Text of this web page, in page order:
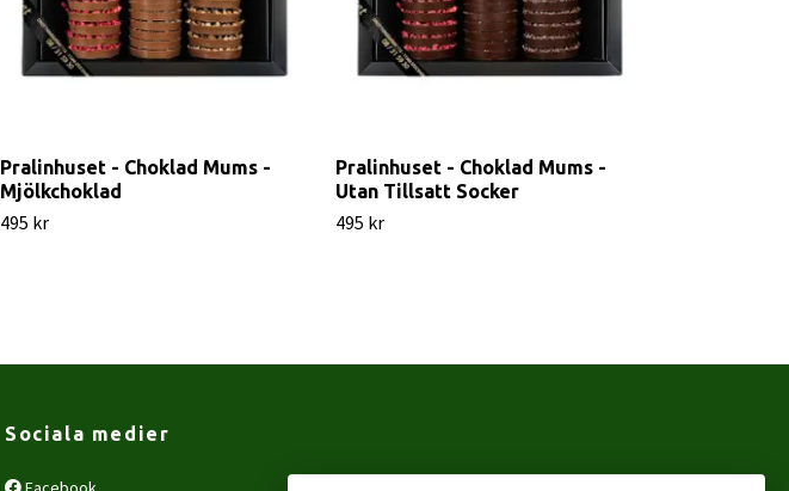
Pralinhuset - Choklad Mums -
Mjölkchoklad
495 kr
Pralinhuset - Choklad Mums -
Utan Tillsatt Socker
495 kr
Sociala medier